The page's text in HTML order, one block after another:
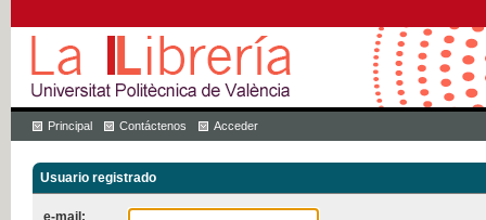
Principal Contáctenos Acceder
Usuario registrado
e-mail: